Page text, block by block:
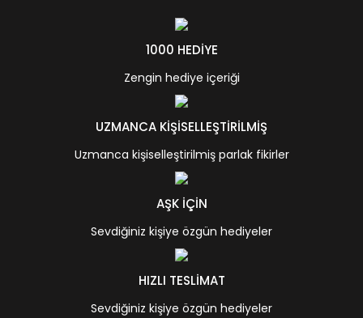
1000 HEDİYE
Zengin hediye içeriği
UZMANCA KİŞİSELLEŞTİRİLMİŞ
Uzmanca kişiselleştirilmiş parlak fikirler
AŞK İÇİN
Sevdiğiniz kişiye özgün hediyeler
HIZLI TESLİMAT
Sevdiğiniz kişiye özgün hediyeler